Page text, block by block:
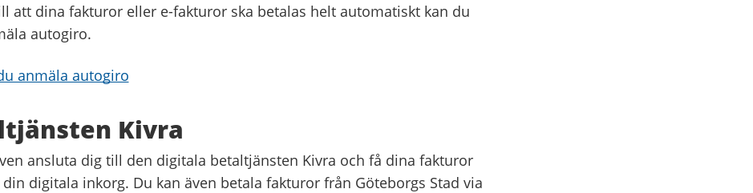
att dina fakturor eller e-fakturor ska betalas helt automatiskt kan du
autogiro.
anmäla autogiro
Kivra
ansluta dig till den digitala betaltjänsten Kivra och få dina fakturor
digitala inkorg. Du kan även betala fakturor från Göteborgs Stad via